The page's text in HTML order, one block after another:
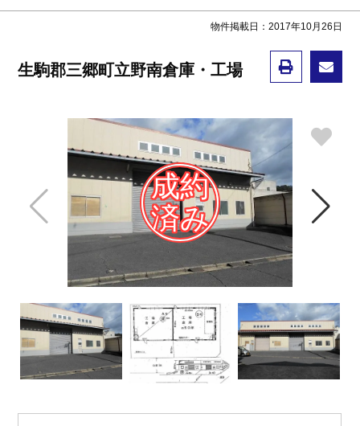
物件掲載日：2017年10月26日
生駒郡三郷町立野南倉庫・工場